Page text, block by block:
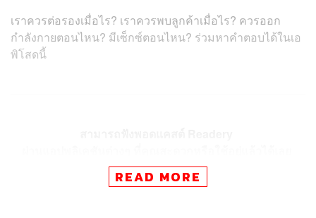
เราควรต่อรองเมื่อไร? เราควรพบลูกค้าเมื่อไร? ควรออก
กำลังกายตอนไหน? มีเซ็กซ์ตอนไหน? ร่วมหาคำตอบได้ในเอ
พิโสดนี้
READ MORE